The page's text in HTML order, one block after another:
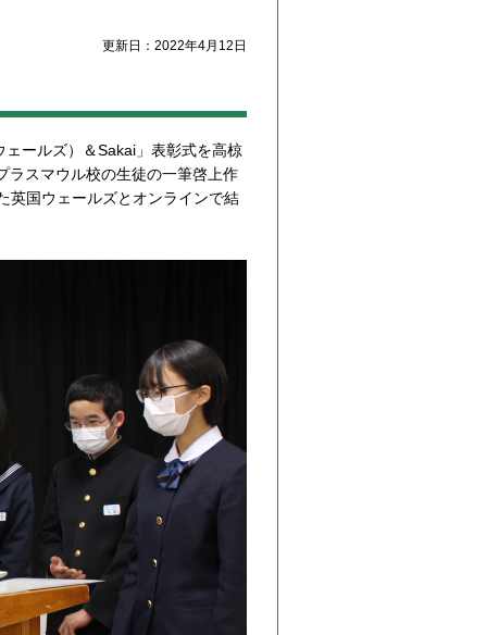
更新日：2022年4月12日
ールズ）＆Sakai」表彰式を高椋
ラスマウル校の生徒の一筆啓上作
英国ウェールズとオンラインで結